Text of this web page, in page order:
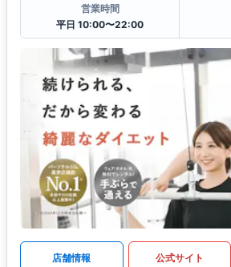
営業時間
平日 10:00〜22:00
店舗情報 公式サイト